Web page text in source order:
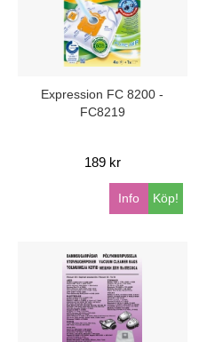
Expression FC 8200 -
FC8219
189 kr
Köp!
Info